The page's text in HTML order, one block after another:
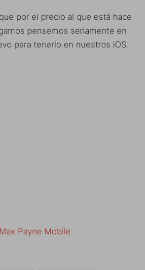
por el precio al que está hace
pensemos seriamente en
para tenerlo en nuestros iOS.
Max Payne Mobile